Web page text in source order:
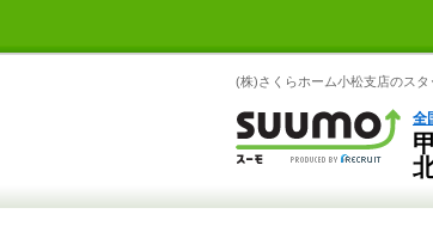
(株)さくらホーム小松支店のス
全